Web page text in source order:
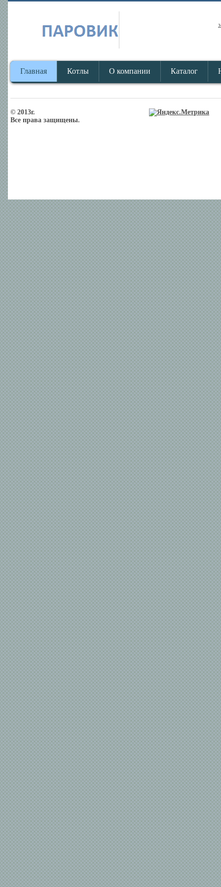
Главная Котлы О компании Каталог
© 2013г.
Все права защищены.